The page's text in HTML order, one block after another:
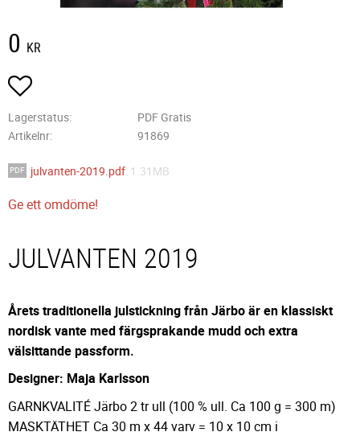
0 KR
Lägg till i favoriter
Lagerstatus
PDF Gratis
Artikelnr
91869
julvanten-2019.pdf 1.31MB
Ge ett omdöme!
JULVANTEN 2019
Årets traditionella julstickning från Järbo är en klassiskt
nordisk vante med färgsprakande mudd och extra
välsittande passform.
Designer: Maja Karlsson
GARNKVALITÉ Järbo 2 tr ull (100 % ull. Ca 100 g = 300 m)
MASKTÄTHET Ca 30 m x 44 varv = 10 x 10 cm i